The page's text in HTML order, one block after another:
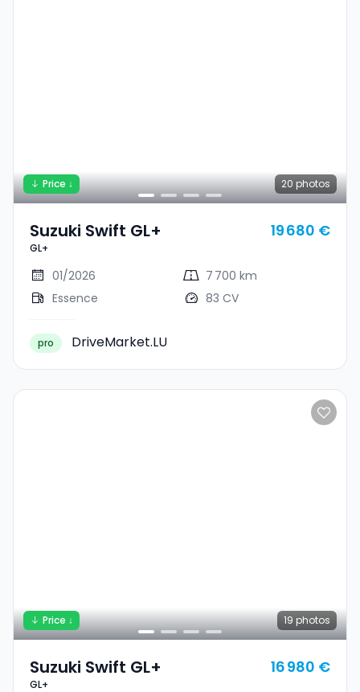
20 photos
Price ↓
Suzuki Swift GL+
GL+
19 680 €
01/2026
7 700 km
Essence
83 CV
pro DriveMarket.LU
19 photos
Price ↓
Suzuki Swift GL+
GL+
16 980 €